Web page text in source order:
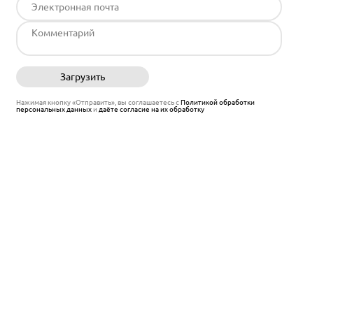
Загрузить
Нажимая кнопку «Отправить», вы соглашаетесь сПолитикой обработки
персональных данныхи даёте согласие на их обработку